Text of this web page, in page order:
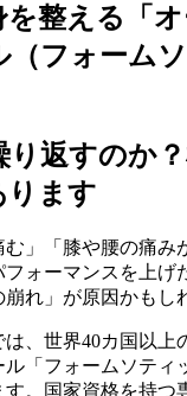
を整える「
（フォーム
り返すのか
ります
む」「膝や腰の痛み
フォーマンスを上
れ」が原因かもし
は、世界40カ国以上
「フォームソティ
す。国家資格を持つ